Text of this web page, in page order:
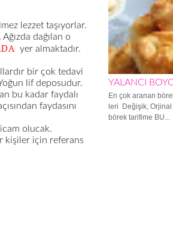
lezzet taşıyorlar.
dağılan o
yer almaktadır.
bir çok tedavi
lif deposudur.
bu kadar faydalı
faydasını
olucak.
kişiler için referans
YALANCI
En çok aranan
leri Değişik,
börek tarifime BU...